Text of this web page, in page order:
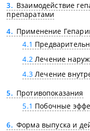
3
Взаимодействие
препаратами
4
Применение
4.1
4.2Лечение
4.3Лечение
5
Противопоказания
5.1 Побочные
6
Форма выпуска и